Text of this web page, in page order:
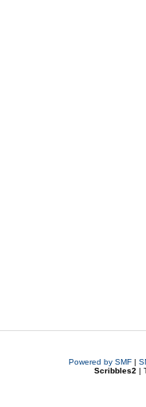
Powered by SMF|
Scribbles2 |